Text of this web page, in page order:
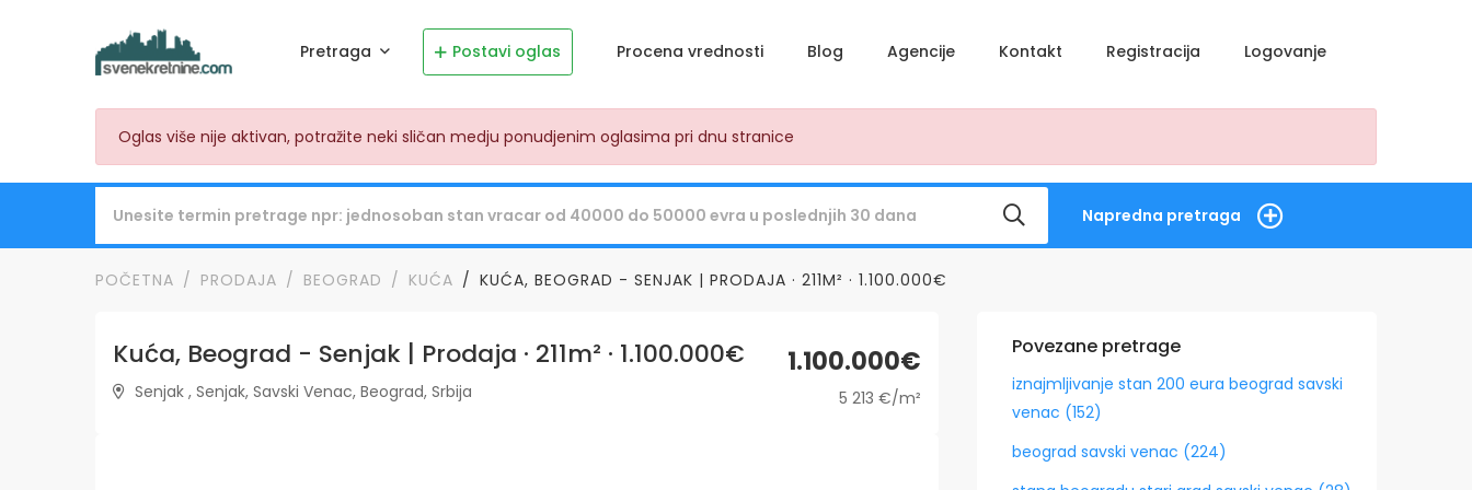
Pretraga Postavi oglas Procena vrednosti Blog Agencije Kontakt Registracija Logovanje
Oglas više nije aktivan, potražite neki sličan medju ponudjenim oglasima pri dnu stranice
Napredna pretraga
POČETNA PRODAJA BEOGRAD KUĆA KUĆA, BEOGRAD - SENJAK | PRODAJA · 211M² · 1.100.000€
Kuća, Beograd - Senjak | Prodaja · 211m² · 1.100.000€
Senjak , Senjak, Savski Venac, Beograd, Srbija
1.100.000€
5 213 €/m²
Povezane pretrage
iznajmljivanje stan 200 eura beograd savski
venac (152)
beograd savski venac (224)